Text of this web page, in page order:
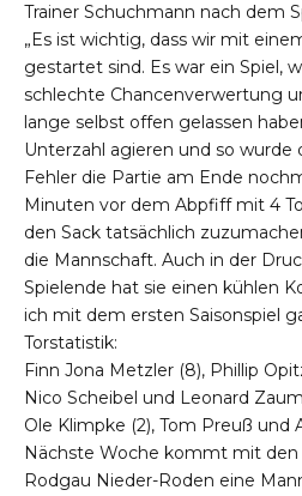
Trainer Schuchmann nach dem
„Es ist wichtig, dass wir mit
gestartet sind. Es war ein Spiel,
schlechte Chancenverwertung
lange selbst offen gelassen
Unterzahl agieren und so wurde
Fehler die Partie am Ende
Minuten vor dem Abpfiff mit 4
den Sack tatsächlich
die Mannschaft. Auch in der
Spielende hat sie einen kühlen
ich mit dem ersten Saisonspiel
Torstatistik:
Finn Jona Metzler (8), Phillip
Nico Scheibel und Leonard
Ole Klimpke (2), Tom Preuß und
Nächste Woche kommt mit
Rodgau Nieder-Roden eine